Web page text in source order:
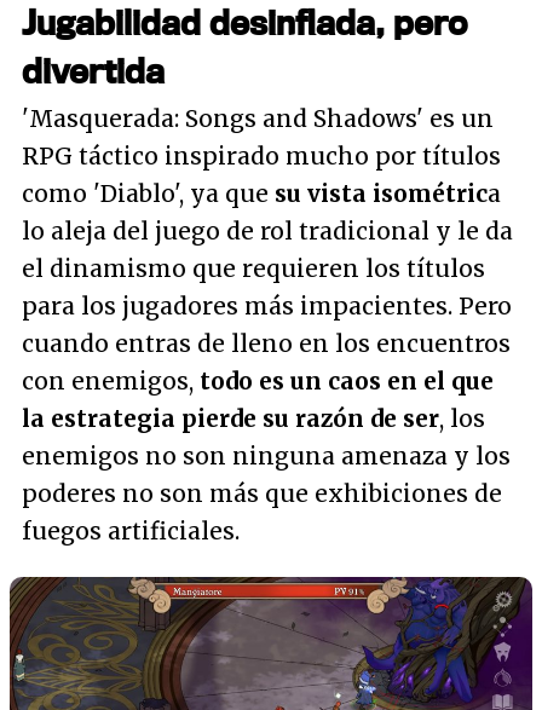
Jugabilidad desinflada, pero
divertida
'Masquerada: Songs and Shadows' es un
RPG táctico inspirado mucho por títulos
como 'Diablo', ya que su vista isométrica
lo aleja del juego de rol tradicional y le da
el dinamismo que requieren los títulos
para los jugadores más impacientes. Pero
cuando entras de lleno en los encuentros
con enemigos, todo es un caos en el que
la estrategia pierde su razón de ser, los
enemigos no son ninguna amenaza y los
poderes no son más que exhibiciones de
fuegos artificiales.